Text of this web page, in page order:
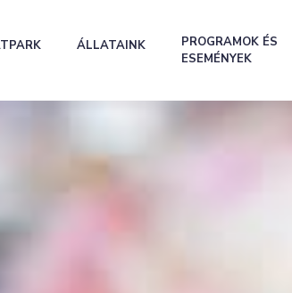
ÁLLATAINK
PROGRAMOK ÉS
ESEMÉNYEK